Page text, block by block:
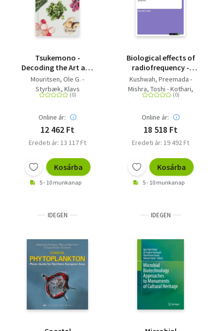
Tsukemono -
Decoding the Art and
Science of Japanese
Pickling
Mouritsen, Ole G. -
Styrbæk, Klavs
Online ár:
12 462 Ft
Eredeti ár: 13 117 Ft
Kosárba
5 - 10 munkanap
Biological effects of
radiofrequency -
Influence of sub lethal
microwave radiation
on bacterial growth,
exopolysaccharide
production
Kushwah, Preemada -
Mishra, Toshi - Kothari,
Vijay
Online ár:
18 518 Ft
Eredeti ár: 19 492 Ft
Kosárba
5 - 10 munkanap
IDEGEN IDEGEN